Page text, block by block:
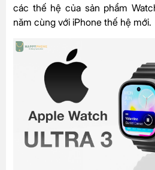
các thế hệ của sản phẩm
năm cùng với iPhone thế hệ mới.